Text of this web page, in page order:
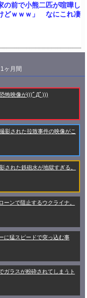
の前で小熊二匹が喧嘩し
どｗｗｗ」 なにこれ凄
1ヶ月間
怖映像が(((ﾟДﾟ)))
影された拉致事件の映像がこ
された鉄砲水が地獄すぎる。
ーンで阻止するウクライナ。
に猛スピードで突っ込む事
ガラスが粉砕されてしまうト